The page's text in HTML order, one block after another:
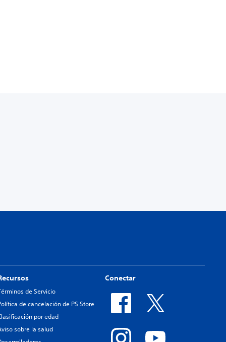
de Servicio
de cancelación de PS Store
por edad
sobre la salud
Conectar